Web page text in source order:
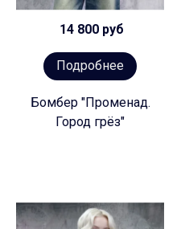
14 800 руб
Подробнее
Бомбер "Променад.
Город грёз"